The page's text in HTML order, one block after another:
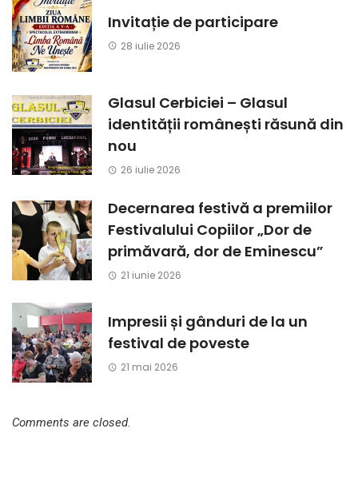
Invitație de participare
28 iulie 2026
Glasul Cerbiciei – Glasul
identității românești răsună din
nou
26 iulie 2026
Decernarea festivă a premiilor
Festivalului Copiilor „Dor de
primăvară, dor de Eminescu”
21 iunie 2026
Impresii și gânduri de la un
festival de poveste
21 mai 2026
Comments are closed.